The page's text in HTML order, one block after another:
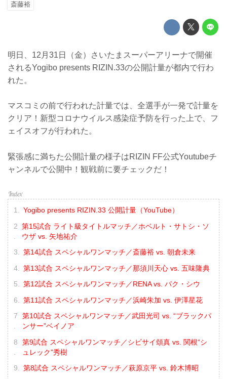
斎藤裕
明日、12月31日（金）さいたまスーパーアリーナで開催
されるYogibo presents RIZIN.33の公開計量が都内で行わ
れた。
マスコミの前で行われた計量では、全選手が一発で計量を
クリア！新型コロナウイルス感染症予防を行った上で、フ
ェイスオフが行われた。
緊張感に満ちた公開計量の様子はRIZIN FF公式Youtubeチ
ャンネルで公開中！観戦前に要チェックだ！
Yogibo presents RIZIN.33 公開計量（YouTube）
第15試合 ライト級タイトルマッチ／ホベルト・サトシ・ソ
ウザ vs. 矢地祐介
第14試合 スペシャルワンマッチ／斎藤裕 vs. 朝倉未来
第13試合 スペシャルワンマッチ／那須川天心 vs. 五味隆典
第12試合 スペシャルワンマッチ／RENA vs. パク・シウ
第11試合 スペシャルワンマッチ／浜崎朱加 vs. 伊澤星花
第10試合 スペシャルワンマッチ／武田光司 vs. “ブラックパ
ンサー”ベイノア
第9試合 スペシャルワンマッチ／シビサイ頌真 vs. 関根“シ
ュレック”秀樹
第8試合 スペシャルワンマッチ／萩原京平 vs. 鈴木博昭